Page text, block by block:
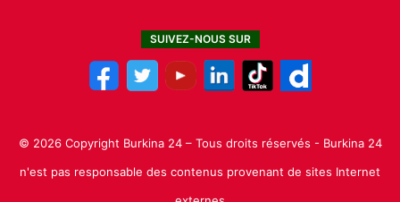
SUIVEZ-NOUS SUR
© 2026 Copyright Burkina 24 – Tous droits réservés - Burkina 24
n'est pas responsable des contenus provenant de sites Internet